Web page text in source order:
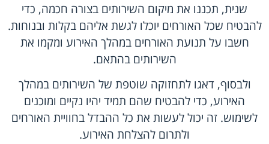
שנית, תכננו את מיקום השירותים בצורה חכמה, כדי
להבטיח שכל האורחים יוכלו לגשת אליהם בקלות ובנוחות.
חשבו על תנועת האורחים במהלך האירוע ומקמו את
השירותים בהתאם.
ולבסוף, דאגו לתחזוקה שוטפת של השירותים במהלך
האירוע, כדי להבטיח שהם תמיד יהיו נקיים ומוכנים
לשימוש. זה יכול לעשות את כל ההבדל בחוויית האורחים
ולתרום להצלחת האירוע.